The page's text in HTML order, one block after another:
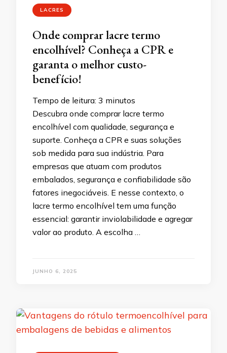
LACRES
Onde comprar lacre termo
encolhível? Conheça a CPR e
garanta o melhor custo-
benefício!
Tempo de leitura: 3 minutos
Descubra onde comprar lacre termo
encolhível com qualidade, segurança e
suporte. Conheça a CPR e suas soluções
sob medida para sua indústria. Para
empresas que atuam com produtos
embalados, segurança e confiabilidade são
fatores inegociáveis. E nesse contexto, o
lacre termo encolhível tem uma função
essencial: garantir inviolabilidade e agregar
valor ao produto. A escolha …
JUNHO 6, 2025